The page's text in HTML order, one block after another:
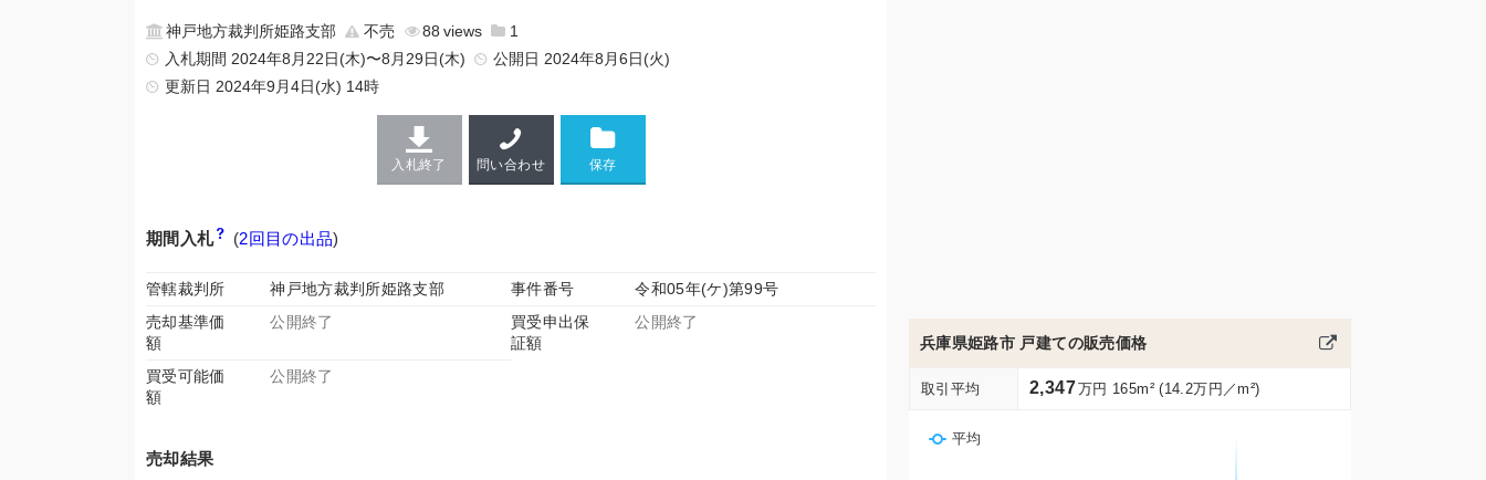
神戸地方裁判所姫路支部 不売 88
1
入札期間 2024年8月22日(木)〜8月29日(木)
公開日 2024年8月6日(火)
更新日 2024年9月4日(水) 14時
入札終了 問い合わせ
期間入札 (2回目の出品)
管轄裁判所 神戸地方裁判所姫路支部 事件番号
令和05年(ケ)第99号
売却基準価
額
公開終了
買受申出保
証額
公開終了
買受可能価
額
公開終了
売却結果
兵庫県姫路市 戸建ての販売価格
取引平均 2,347万円 165m² (14.2万円／m²)
平均